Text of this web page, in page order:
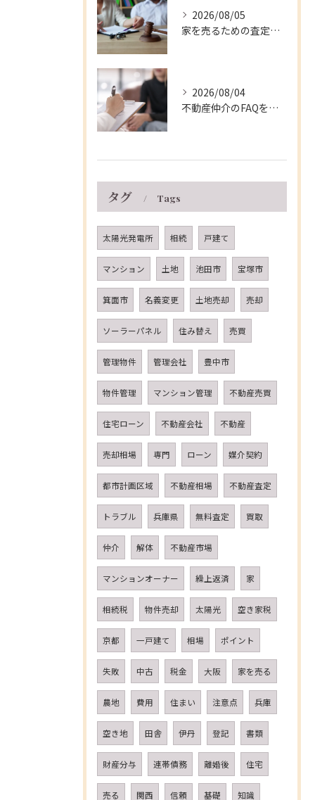
2026/08/05
家を売るための査定ポイントと兵庫県伊丹市の相場や費用を徹底解説
2026/08/04
不動産仲介のFAQを徹底解説！兵庫県伊丹市で不動産売却を安心して進めるための疑問とトラブル対策
タグ Tags
太陽光発電所 相続 戸建て
マンション 土地 池田市 宝塚市
箕面市 名義変更 土地売却 売却
ソーラーパネル 住み替え 売買
管理物件 管理会社 豊中市
物件管理 マンション管理 不動産売買
住宅ローン 不動産会社 不動産
売却相場 専門 ローン 媒介契約
都市計画区域 不動産相場 不動産査定
トラブル 兵庫県 無料査定 買取
仲介 解体 不動産市場
マンションオーナー 繰上返済 家
相続税 物件売却 太陽光 空き家税
京都 一戸建て 相場 ポイント
失敗 中古 税金 大阪 家を売る
農地 費用 住まい 注意点 兵庫
空き地 田舎 伊丹 登記 書類
財産分与 連帯債務 離婚後 住宅
売る 関西 信頼 基礎 知識